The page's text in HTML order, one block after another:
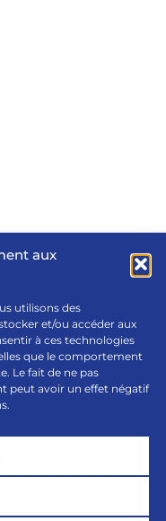
aux
utilisons des
et/ou accéder aux
à ces technologies
que le comportement
Le fait de ne pas
peut avoir un effet négatif